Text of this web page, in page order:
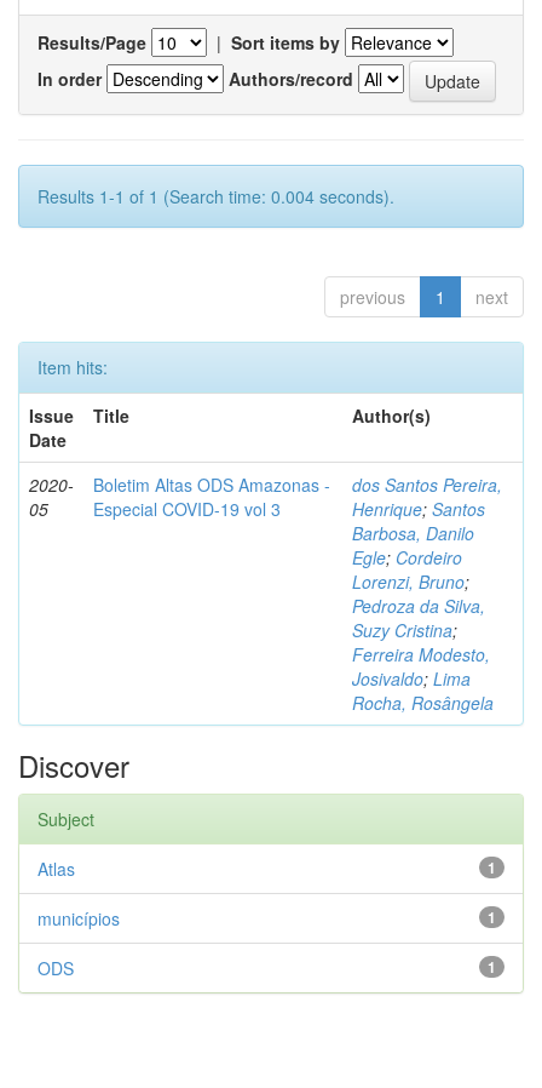
Results/Page | Sort items by
In order
Authors/record
Results 1-1 of 1 (Search time: 0.004 seconds).
previous 1 next
Item hits:
Issue
Date
Title Author(s)
2020-
05
Boletim Altas ODS Amazonas -
Especial COVID-19 vol 3
dos Santos Pereira,
Henrique; Santos
Barbosa, Danilo
Egle; Cordeiro
Lorenzi, Bruno;
Pedroza da Silva,
Suzy Cristina;
Ferreira Modesto,
Josivaldo; Lima
Rocha, Rosângela
Discover
Subject
1
Atlas
1
municípios
1
ODS